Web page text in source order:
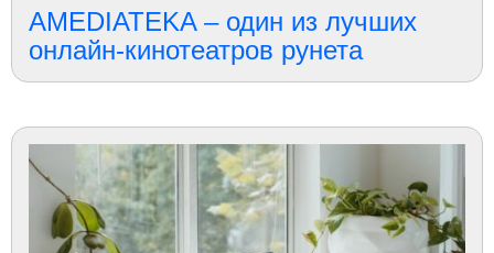
AMEDIATEKA – один из лучших
онлайн-кинотеатров рунета